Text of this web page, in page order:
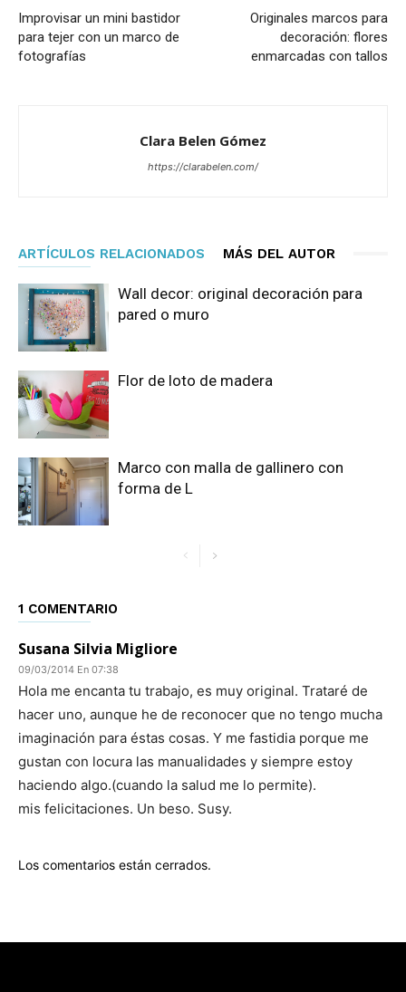
Improvisar un mini bastidor
para tejer con un marco de
fotografías
Originales marcos para
decoración: flores
enmarcadas con tallos
Clara Belen Gómez
https://clarabelen.com/
ARTÍCULOS RELACIONADOS MÁS DEL AUTOR
Wall decor: original decoración para
pared o muro
Flor de loto de madera
Marco con malla de gallinero con
forma de L
1 COMENTARIO
Susana Silvia Migliore
09/03/2014 En 07:38
Hola me encanta tu trabajo, es muy original. Trataré de
hacer uno, aunque he de reconocer que no tengo mucha
imaginación para éstas cosas. Y me fastidia porque me
gustan con locura las manualidades y siempre estoy
haciendo algo.(cuando la salud me lo permite).
mis felicitaciones. Un beso. Susy.
Los comentarios están cerrados.